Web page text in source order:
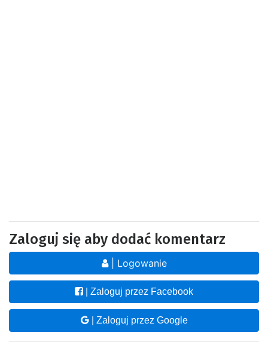
Zaloguj się aby dodać komentarz
| Logowanie
| Zaloguj przez Facebook
| Zaloguj przez Google